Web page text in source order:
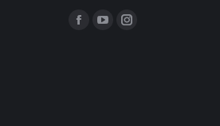
Find us on:
Facebook
YouTubeInstagram